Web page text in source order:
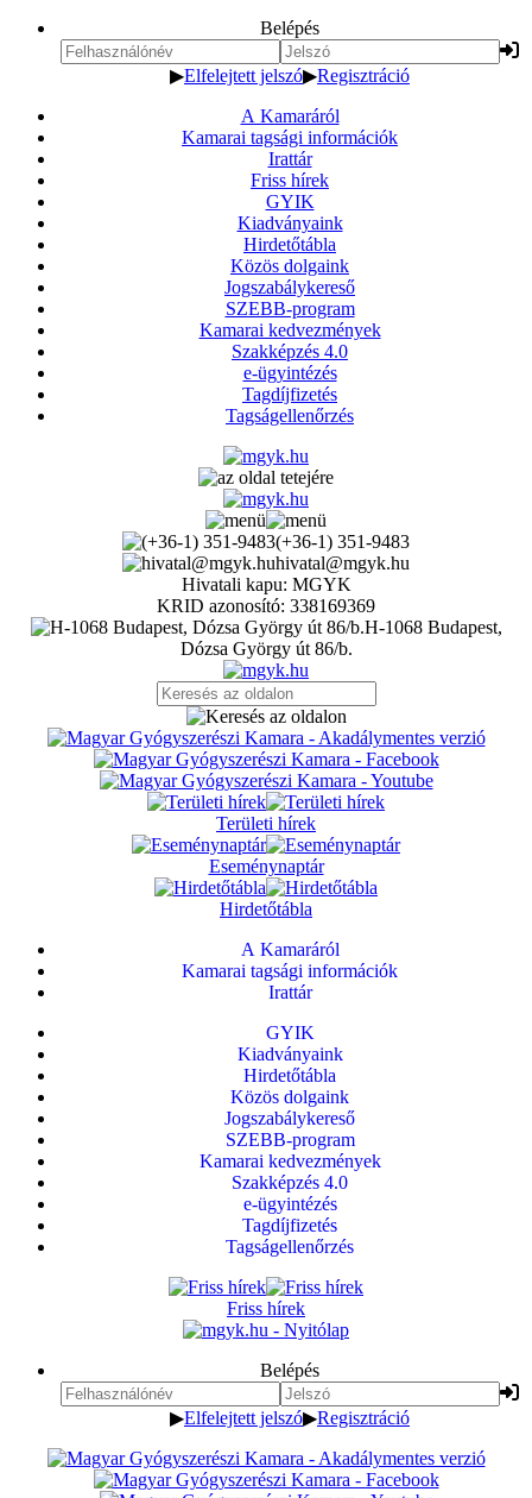
Belépés
▶Elfelejtett jelszó▶Regisztráció
A Kamaráról
Kamarai tagsági információk
Irattár
Friss hírek
GYIK
Kiadványaink
Hirdetőtábla
Közös dolgaink
Jogszabálykereső
SZEBB-program
Kamarai kedvezmények
Szakképzés 4.0
e-ügyintézés
Tagdíjfizetés
Tagságellenőrzés
(+36-1) 351-9483
hivatal@mgyk.hu
Hivatali kapu: MGYK
KRID azonosító: 338169369
H-1068 Budapest,
Dózsa György út 86/b.
Területi hírek
Eseménynaptár
Hirdetőtábla
A Kamaráról
Kamarai tagsági információk
Irattár
GYIK
Kiadványaink
Hirdetőtábla
Közös dolgaink
Jogszabálykereső
SZEBB-program
Kamarai kedvezmények
Szakképzés 4.0
e-ügyintézés
Tagdíjfizetés
Tagságellenőrzés
Friss hírek
Belépés
▶Elfelejtett jelszó▶Regisztráció